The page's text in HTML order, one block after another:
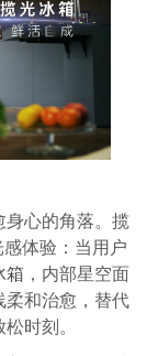
身心的角落。揽
体验：当用户
箱 ，内部星空面
柔和治愈，替代
时刻。